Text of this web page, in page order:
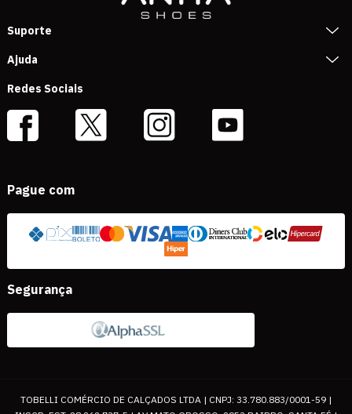
Suporte
Ajuda
Redes Sociais
Pague com
Segurança
TOBELLI COMÉRCIO DE CALÇADOS LTDA | CNPJ: 33.780.883/0001-59 |